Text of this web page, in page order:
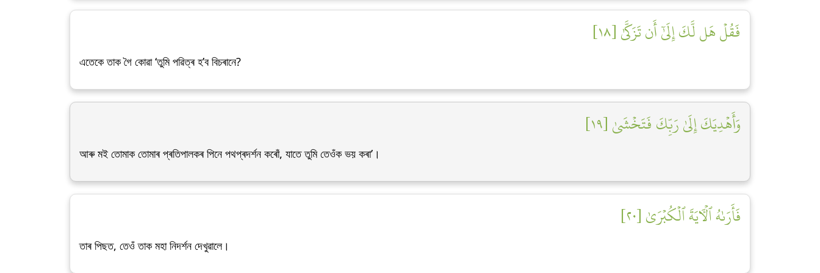
فَقُلۡ هَل لَّكَ إِلَىٰٓ أَن تَزَكَّىٰ [١٨]
এতেকে তাক গৈ কোৱা ‘তুমি পৱিত্ৰ হ’ব বিচৰানে?
وَأَهۡدِيَكَ إِلَىٰ رَبِّكَ فَتَخۡشَىٰ [١٩]
আৰু মই তোমাক তোমাৰ প্ৰতিপালকৰ পিনে পথপ্ৰদৰ্শন কৰোঁ, যাতে তুমি তেওঁক ভয় কৰা’।
فَأَرَىٰهُ ٱلۡأٓيَةَ ٱلۡكُبۡرَىٰ [٢٠]
তাৰ পিছত, তেওঁ তাক মহা নিদৰ্শন দেখুৱালে।